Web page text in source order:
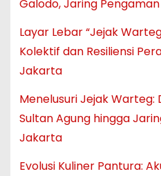
Galodo, Jaring
Layar Lebar “Jejak
Kolektif dan Resiliensi
Jakarta
Menelusuri Jejak Warteg:
Sultan Agung hingga
Jakarta
Evolusi Kuliner Pantura: